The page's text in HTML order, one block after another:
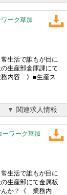
ーク草加
生活で誰もが目に
生産部倉庫課にて
務内容 》■生産ス
関連求人情報
ーワーク草加
生活で誰もが目に
生産部にて金属板
んか？《 業務内